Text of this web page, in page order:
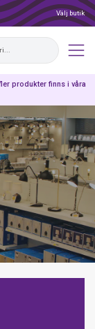
Välj butik
produkter finns i våra